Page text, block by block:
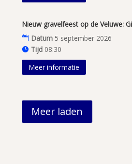
Nieuw gravelfeest op de Veluwe:
Datum 5 september 2026
Tijd 08:30
Meer informatie
Meer laden